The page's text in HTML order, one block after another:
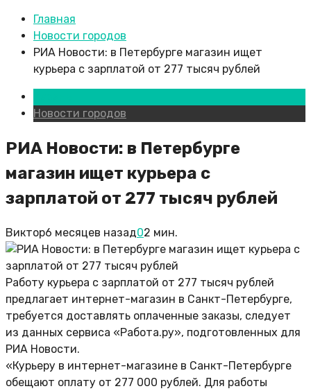
Главная
Новости городов
РИА Новости: в Петербурге магазин ищет
курьера с зарплатой от 277 тысяч рублей
Новости городов
РИА Новости: в Петербурге
магазин ищет курьера с
зарплатой от 277 тысяч рублей
Виктор6 месяцев назад02 мин.
Работу курьера с зарплатой от 277 тысяч рублей
предлагает интернет-магазин в Санкт-Петербурге,
требуется доставлять оплаченные заказы, следует
из данных сервиса «Работа.ру», подготовленных для
РИА Новости.
«Курьеру в интернет-магазине в Санкт-Петербурге
обещают оплату от 277 000 рублей. Для работы